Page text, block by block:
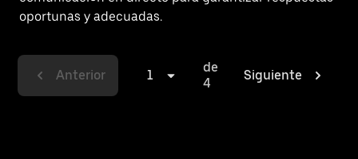
oportunas y adecuadas.
Anterior 1
de
4
Siguiente